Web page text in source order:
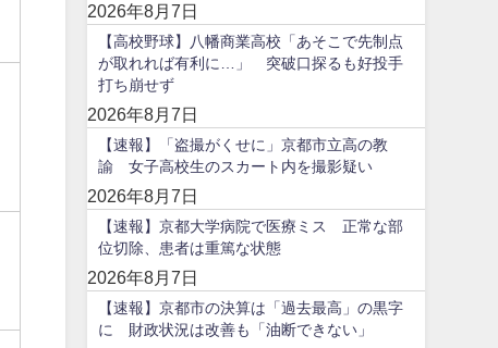
2026年8月7日
【高校野球】八幡商業高校「あそこで先制点
が取れれば有利に…」 突破口探るも好投手
打ち崩せず
2026年8月7日
【速報】「盗撮がくせに」京都市立高の教
諭 女子高校生のスカート内を撮影疑い
2026年8月7日
【速報】京都大学病院で医療ミス 正常な部
位切除、患者は重篤な状態
2026年8月7日
【速報】京都市の決算は「過去最高」の黒字
に 財政状況は改善も「油断できない」